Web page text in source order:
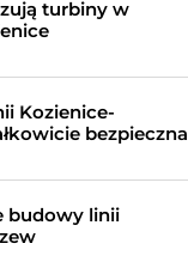
turbiny w
Kozienice-
bezpieczna
budowy linii